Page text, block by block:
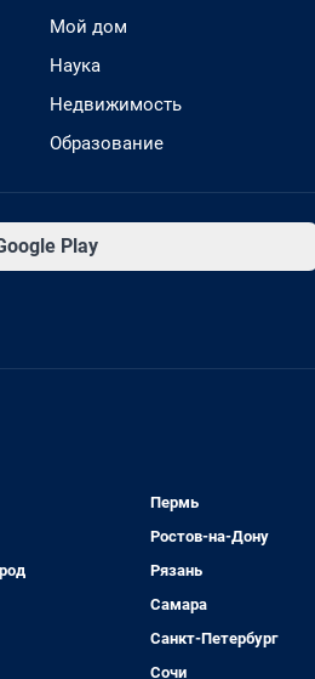
Мой дом
Наука
Недвижимость
Образование
Play
Пермь
Ростов-на-Дону
Рязань
Самара
Санкт-Петербург
Сочи